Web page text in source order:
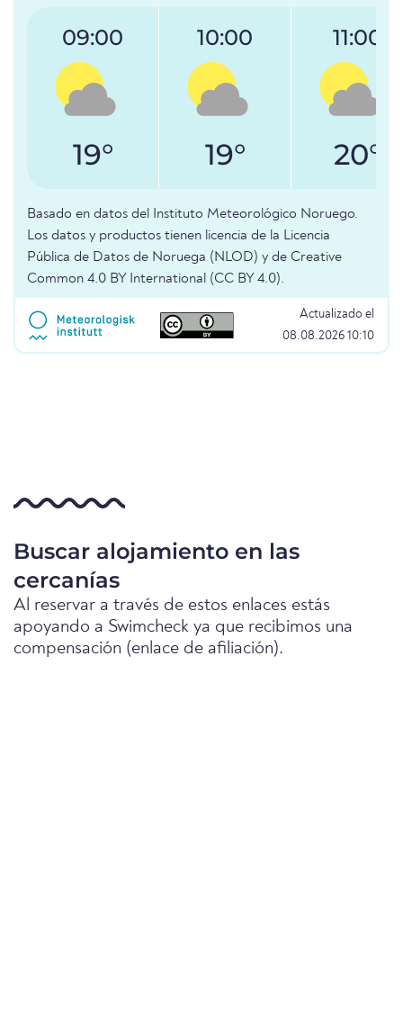
09:00
19°
10:00
19°
11:00
20°
Basado en datos del Instituto Meteorológico Noruego.
Los datos y productos tienen licencia de la Licencia
Pública de Datos de Noruega (NLOD) y de Creative
Common 4.0 BY International (CC BY 4.0).
Actualizado el
08.08.2026 10:10
Buscar alojamiento en las
cercanías
Al reservar a través de estos enlaces estás
apoyando a Swimcheck ya que recibimos una
compensación (enlace de afiliación).